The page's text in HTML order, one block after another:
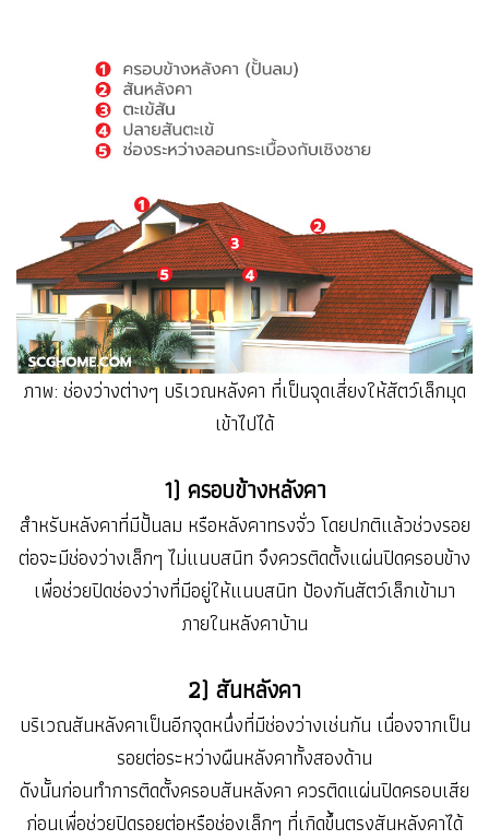
ภาพ: ช่องว่างต่างๆ บริเวณหลังคา ที่เป็นจุดเสี่ยงให้สัตว์เล็กมุด
เข้าไปได้
1) ครอบข้างหลังคา
สำหรับหลังคาที่มีปั้นลม หรือหลังคาทรงจั่ว โดยปกติแล้วช่วงรอย
ต่อจะมีช่องว่างเล็กๆ ไม่แนบสนิท จึงควรติดตั้งแผ่นปิดครอบข้าง
เพื่อช่วยปิดช่องว่างที่มีอยู่ให้แนบสนิท ป้องกันสัตว์เล็กเข้ามา
ภายในหลังคาบ้าน
2) สันหลังคา
บริเวณสันหลังคาเป็นอีกจุดหนึ่งที่มีช่องว่างเช่นกัน เนื่องจากเป็น
รอยต่อระหว่างผืนหลังคาทั้งสองด้าน
ดังนั้นก่อนทำการติดตั้งครอบสันหลังคา ควรติดแผ่นปิดครอบเสีย
ก่อนเพื่อช่วยปิดรอยต่อหรือช่องเล็กๆ ที่เกิดขึ้นตรงสันหลังคาได้